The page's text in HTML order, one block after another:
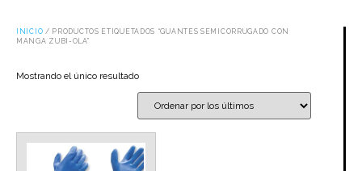
INICIO / PRODUCTOS ETIQUETADOS “GUANTES SEMICORRUGADO CON
MANGA ZUBI-OLA”
Mostrando el único resultado